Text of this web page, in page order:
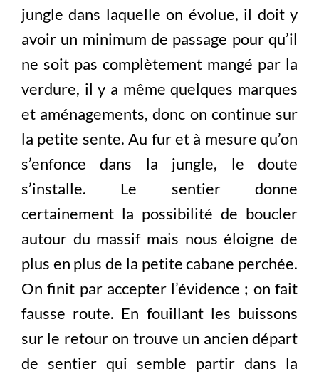
jungle dans laquelle on évolue, il doit y
avoir un minimum de passage pour qu’il
ne soit pas complètement mangé par la
verdure, il y a même quelques marques
et aménagements, donc on continue sur
la petite sente. Au fur et à mesure qu’on
s’enfonce dans la jungle, le doute
s’installe. Le sentier donne
certainement la possibilité de boucler
autour du massif mais nous éloigne de
plus en plus de la petite cabane perchée.
On finit par accepter l’évidence ; on fait
fausse route. En fouillant les buissons
sur le retour on trouve un ancien départ
de sentier qui semble partir dans la